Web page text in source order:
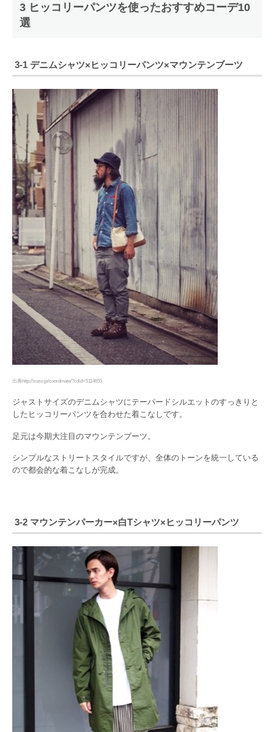
3 ヒッコリーパンツを使ったおすすめコーデ10
選
3-1 デニムシャツ×ヒッコリーパンツ×マウンテンブーツ
出典http://zozo.jp/coordinate/?cdid=5114655
ジャストサイズのデニムシャツにテーパードシルエットのすっきりと
したヒッコリーパンツを合わせた着こなしです。
足元は今期大注目のマウンテンブーツ。
シンプルなストリートスタイルですが、全体のトーンを統一している
ので都会的な着こなしが完成。
3-2 マウンテンパーカー×白Tシャツ×ヒッコリーパンツ